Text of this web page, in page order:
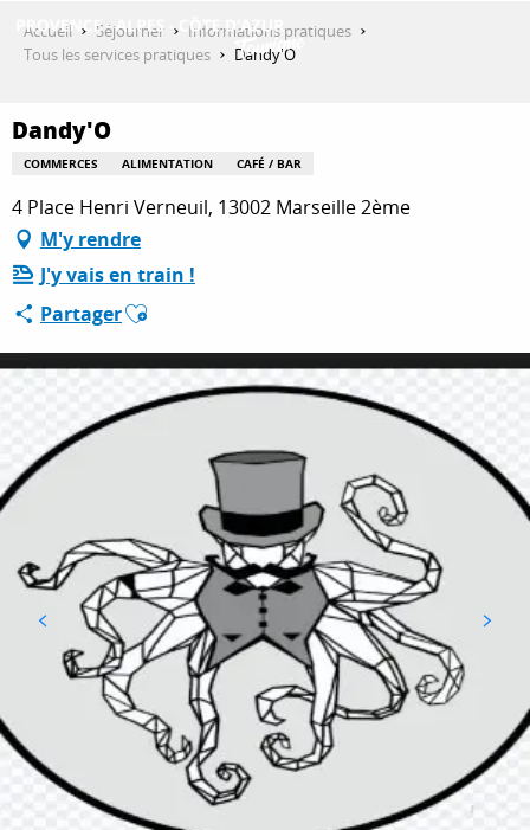
QUE FAIRE ?
SÉJOURNER
ESPACE PRO
Accueil Séjourner
Informations pratiques
Tous les services pratiques
Dandy'O
Dandy'O
COMMERCES ALIMENTATION CAFÉ / BAR
4 Place Henri Verneuil, 13002 Marseille 2ème
M'y rendre
J'y vais en train !
PartagerAjouter aux favoris